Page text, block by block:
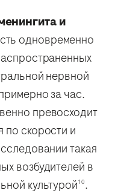
и
одновременно
нервной
за час.
превосходит
по скорости и
такая
возбудителей в
культурой10.